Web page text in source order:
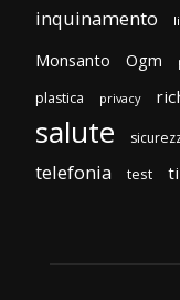
inquinamento
Monsanto Ogm
plastica privacy
salute
telefonia test